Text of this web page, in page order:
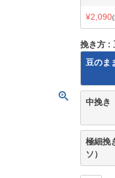
¥2,090
挽き方
豆のま
中挽き
極細挽
ソ）